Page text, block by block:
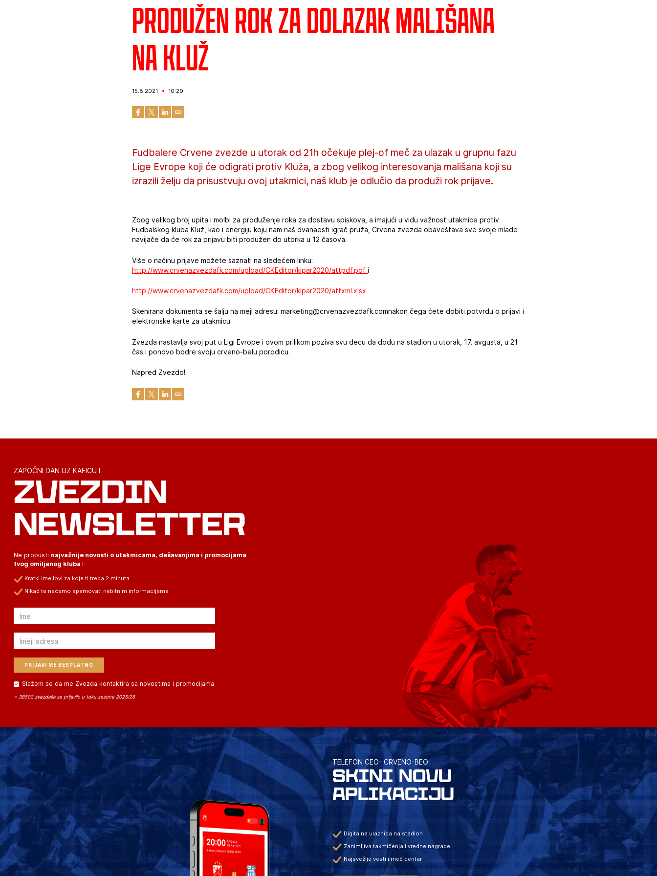
Produžen rok za dolazak mališana
na Kluž
15.8.2021 10:29
Fudbalere Crvene zvezde u utorak od 21h očekuje plej-of meč za ulazak u grupnu fazu
Lige Evrope koji će odigrati protiv Kluža, a zbog velikog interesovanja mališana koji su
izrazili želju da prisustvuju ovoj utakmici, naš klub je odlučio da produži rok prijave.
Zbog velikog broj upita i molbi za produženje roka za dostavu spiskova, a imajući u vidu važnost utakmice protiv
Fudbalskog kluba Kluž, kao i energiju koju nam naš dvanaesti igrač pruža, Crvena zvezda obaveštava sve svoje mlade
navijače da će rok za prijavu biti produžen do utorka u 12 časova.
Više o načinu prijave možete saznati na sledećem linku:
http://www.crvenazvezdafk.com/upload/CKEditor/kipar2020/attpdf.pdfi
http://www.crvenazvezdafk.com/upload/CKEditor/kipar2020/attxml.xlsx
Skenirana dokumenta se šalju na mejl adresu: marketing@crvenazvezdafk.comnakon čega ćete dobiti potvrdu o prijavi i
elektronske karte za utakmicu.
Zvezda nastavlja svoj put u Ligi Evrope i ovom prilikom poziva svu decu da dođu na stadion u utorak, 17. avgusta, u 21
čas i ponovo bodre svoju crveno-belu porodicu.
Napred Zvezdo!
ZAPOČNI DAN UZ KAFICU I
ZVEZDIN
NEWSLETTER
Ne propusti najvažnije novosti o utakmicama, dešavanjima i promocijama
tvog omiljenog kluba !
Kratki imejlovi za koje ti treba 2 minuta
Nikad te nećemo spamovati nebitnim informacijama
Email
Email
Slažem se da me Zvezda kontaktira sa novostima i promocijama
⭐ 38502 zvezdaša se prijavilo u toku sezone 2025/26
TELEFON CEO- CRVENO-BEO
SKINI NOVU
APLIKACIJU
Digitalna ulaznica na stadion
Zanimljiva takmičenja i vredne nagrade
Najsvežije vesti i meč centar